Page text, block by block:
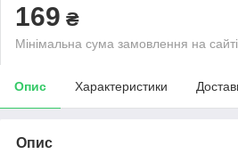
169 ₴
Мінімальна сума замовлення на
Опис Характеристики
Опис